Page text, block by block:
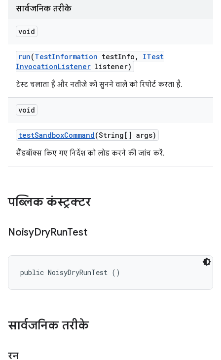
सार्वजनिक तरीके
void
run(TestInformation testInfo ,
ITest
InvocationListener listener)
टेस्ट चलाता है और नतीजे को सुनने वाले को रिपोर्ट करता है.
void
testSandboxCommand(String[] args)
सैंडबॉक्स किए गए निर्देश को लोड करने की जांच करें.
पब्लिक कंस्ट्रक्टर
NoisyDryRunTest
public NoisyDryRunTest ()
सार्वजनिक तरीके
रन